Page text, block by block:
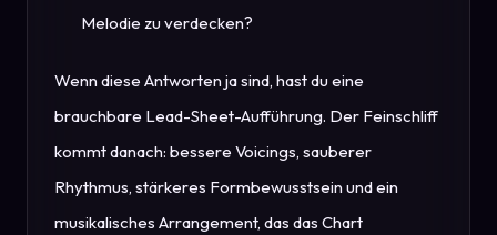
Melodie zu verdecken?
Wenn diese Antworten ja sind, hast du eine
brauchbare Lead-Sheet-Aufführung. Der Feinschliff
kommt danach: bessere Voicings, sauberer
Rhythmus, stärkeres Formbewusstsein und ein
musikalisches Arrangement, das das Chart